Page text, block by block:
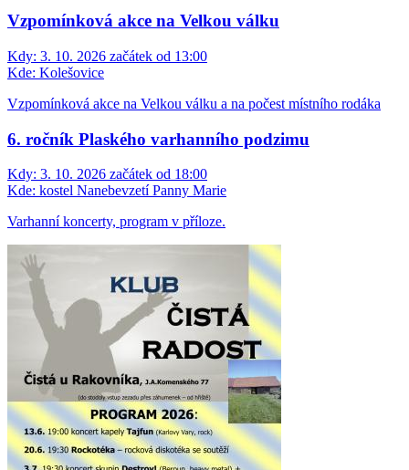
Vzpomínková akce na Velkou válku
Kdy: 3. 10. 2026 začátek od 13:00
Kde: Kolešovice
Vzpomínková akce na Velkou válku a na počest místního rodáka
6. ročník Plaského varhanního podzimu
Kdy: 3. 10. 2026 začátek od 18:00
Kde: kostel Nanebevzetí Panny Marie
Varhanní koncerty, program v příloze.